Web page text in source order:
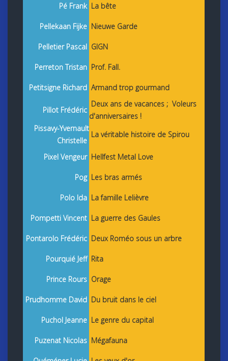
Pé Frank La bête
Pellekaan Fijke Nieuwe Garde
Pelletier Pascal GIGN
Perreton Tristan Prof. Fall.
Petitsigne Richard Armand trop gourmand
Pillot Frédéric
Deux ans de vacances ; Voleurs
d'anniversaires !
Pissavy-Yvernault
Christelle
La véritable histoire de Spirou
Pixel Vengeur Hellfest Metal Love
Pog Les bras armés
Polo Ida La famille Lelièvre
Pompetti Vincent La guerre des Gaules
Pontarolo Frédéric Deux Roméo sous un arbre
Pourquié Jeff Rita
Prince Rours Orage
Prudhomme David Du bruit dans le ciel
Puchol Jeanne Le genre du capital
Puzenat Nicolas Mégafauna